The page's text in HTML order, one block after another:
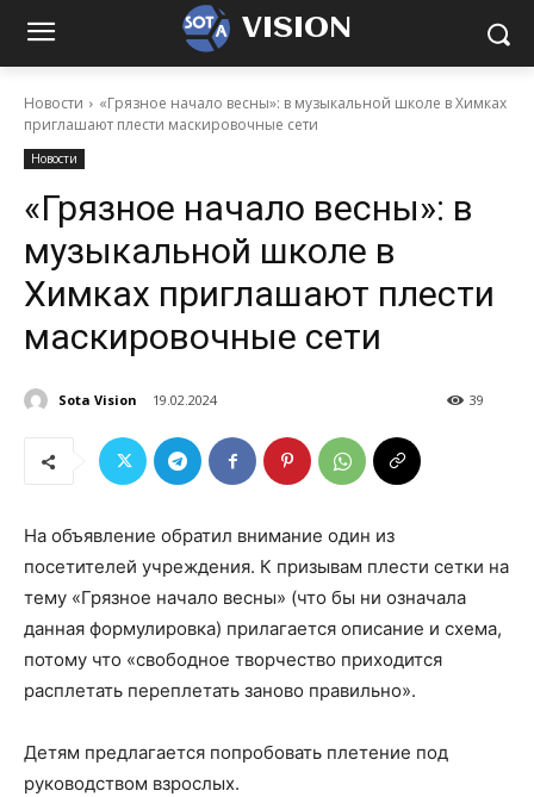
VISION
Новости
«Грязное начало весны»: в музыкальной школе в Химках
приглашают плести маскировочные сети
Новости
«Грязное начало весны»: в
музыкальной школе в
Химках приглашают плести
маскировочные сети
Sota Vision 19.02.2024 39
На объявление обратил внимание один из
посетителей учреждения. К призывам плести сетки на
тему «Грязное начало весны» (что бы ни означала
данная формулировка) прилагается описание и схема,
потому что «свободное творчество приходится
расплетать переплетать заново правильно».
Детям предлагается попробовать плетение под
руководством взрослых.